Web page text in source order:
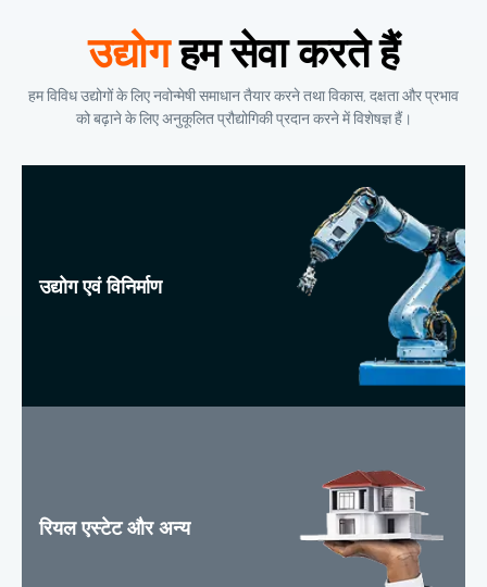
उद्योगहम सेवा करते हैं
हम विविध उद्योगों के लिए नवोन्मेषी समाधान तैयार करने तथा विकास, दक्षता और प्रभाव
को बढ़ाने के लिए अनुकूलित प्रौद्योगिकी प्रदान करने में विशेषज्ञ हैं।
उद्योग एवं विनिर्माण
रियल एस्टेट और अन्य